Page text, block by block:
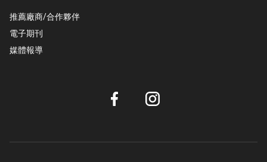
推薦廠商/合作夥伴
電子期刊
媒體報導